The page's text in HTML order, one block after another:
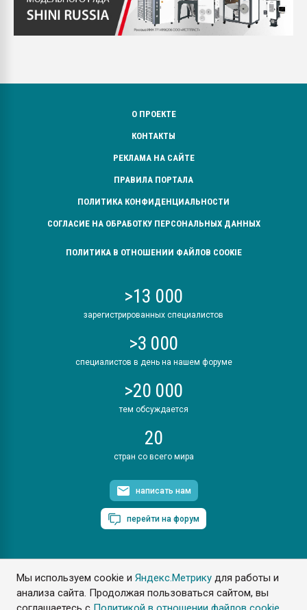
Мы используем cookie иЯндекс.Метрику для работы и
анализа сайта. Продолжая пользоваться сайтом, вы
О ПРОЕКТЕ
КОНТАКТЫ
РЕКЛАМА НА САЙТЕ
ПРАВИЛА ПОРТАЛА
ПОЛИТИКА КОНФИДЕНЦИАЛЬНОСТИ
СОГЛАСИЕ НА ОБРАБОТКУ ПЕРСОНАЛЬНЫХ ДАННЫХ
ПОЛИТИКА В ОТНОШЕНИИ ФАЙЛОВ COOKIE
>13 000
зарегистрированных специалистов
>3 000
специалистов в день на нашем форуме
>20 000
тем обсуждается
20
стран со всего мира
написать нам
перейти на форум
ПластЭксперт © 2006. Все права защищены
Разрешается копирование материалов сайта с обязательной
ссылкой на www.e-plastic.ru